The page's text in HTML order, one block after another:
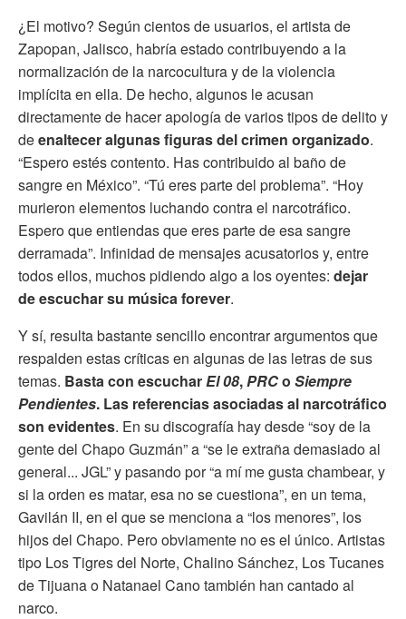
¿El motivo? Según cientos de usuarios, el artista de
Zapopan, Jalisco, habría estado contribuyendo a la
normalización de la narcocultura y de la violencia
implícita en ella. De hecho, algunos le acusan
directamente de hacer apología de varios tipos de delito y
deenaltecer algunas figuras del crimen organizado.
“Espero estés contento. Has contribuido al baño de
sangre en México”. “Tú eres parte del problema”. “Hoy
murieron elementos luchando contra el narcotráfico.
Espero que entiendas que eres parte de esa sangre
derramada”. Infinidad de mensajes acusatorios y, entre
todos ellos, muchos pidiendo algo a los oyentes: dejar
de escuchar su música forever.
Y sí, resulta bastante sencillo encontrar argumentos que
respalden estas críticas en algunas de las letras de sus
temas. Basta con escucharEl 08,PRCo Siempre
Pendientes. Las referencias asociadas al narcotráfico
son evidentes. En su discografía hay desde “soy de la
gente del Chapo Guzmán” a “se le extraña demasiado al
general... JGL” y pasando por “a mí me gusta chambear, y
si la orden es matar, esa no se cuestiona”, en un tema,
Gavilán II, en el que se menciona a “los menores”, los
hijos del Chapo. Pero obviamente no es el único. Artistas
tipo Los Tigres del Norte, Chalino Sánchez, Los Tucanes
de Tijuana o Natanael Cano también han cantado al
narco.